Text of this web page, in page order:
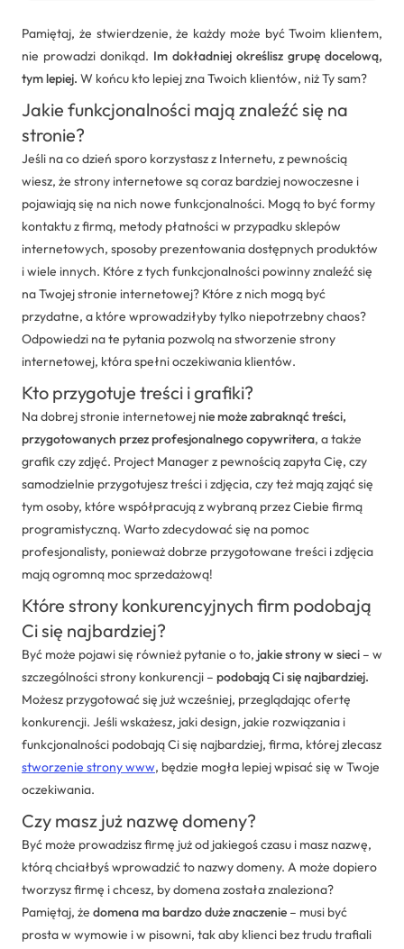
Pamiętaj, że stwierdzenie, że każdy może być Twoim klientem,
nie prowadzi donikąd. Im dokładniej określisz grupę docelową,
tym lepiej. W końcu kto lepiej zna Twoich klientów, niż Ty sam?
Jakie funkcjonalności mają znaleźć się na
stronie?
Jeśli na co dzień sporo korzystasz z Internetu, z pewnością
wiesz, że strony internetowe są coraz bardziej nowoczesne i
pojawiają się na nich nowe funkcjonalności. Mogą to być formy
kontaktu z firmą, metody płatności w przypadku sklepów
internetowych, sposoby prezentowania dostępnych produktów
i wiele innych. Które z tych funkcjonalności powinny znaleźć się
na Twojej stronie internetowej? Które z nich mogą być
przydatne, a które wprowadziłyby tylko niepotrzebny chaos?
Odpowiedzi na te pytania pozwolą na stworzenie strony
internetowej, która spełni oczekiwania klientów.
Kto przygotuje treści i grafiki?
Na dobrej stronie internetowejnie może zabraknąć treści,
przygotowanych przez profesjonalnego copywritera, a także
grafik czy zdjęć. Project Manager z pewnością zapyta Cię, czy
samodzielnie przygotujesz treści i zdjęcia, czy też mają zająć się
tym osoby, które współpracują z wybraną przez Ciebie firmą
programistyczną. Warto zdecydować się na pomoc
profesjonalisty, ponieważ dobrze przygotowane treści i zdjęcia
mają ogromną moc sprzedażową!
Które strony konkurencyjnych firm podobają
Ci się najbardziej?
Być może pojawi się również pytanie o to, jakie strony w sieci – w
szczególności strony konkurencji – podobają Ci się najbardziej.
Możesz przygotować się już wcześniej, przeglądając ofertę
konkurencji. Jeśli wskażesz, jaki design, jakie rozwiązania i
funkcjonalności podobają Ci się najbardziej, firma, której zlecasz
stworzenie strony www, będzie mogła lepiej wpisać się w Twoje
oczekiwania.
Czy masz już nazwę domeny?
Być może prowadzisz firmę już od jakiegoś czasu i masz nazwę,
którą chciałbyś wprowadzić to nazwy domeny. A może dopiero
tworzysz firmę i chcesz, by domena została znaleziona?
Pamiętaj, że domena ma bardzo duże znaczenie – musi być
prosta w wymowie i w pisowni, tak aby klienci bez trudu trafiali